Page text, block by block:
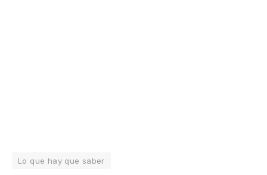
Lo que hay que saber